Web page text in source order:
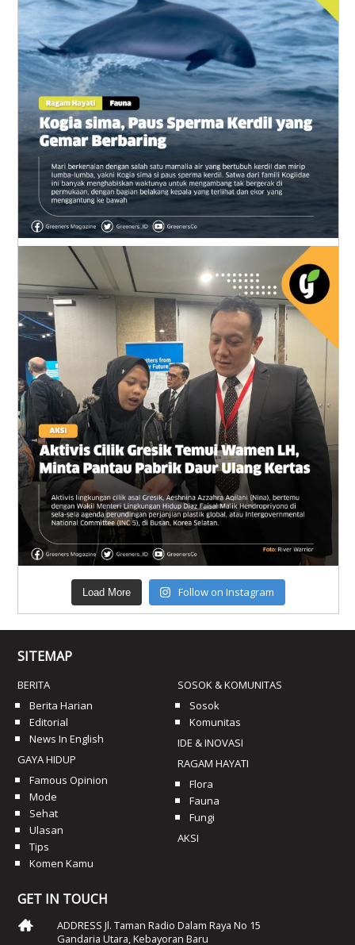
Load More Follow on Instagram
SITEMAP
BERITA
Berita Harian
Editorial
News In English
GAYA HIDUP
Famous Opinion
Mode
Sehat
Ulasan
Tips
Komen Kamu
SOSOK & KOMUNITAS
Sosok
Komunitas
IDE & INOVASI
RAGAM HAYATI
Flora
Fauna
Fungi
AKSI
GET IN TOUCH
ADDRESS Jl. Taman Radio Dalam Raya No 15
Gandaria Utara, Kebayoran Baru